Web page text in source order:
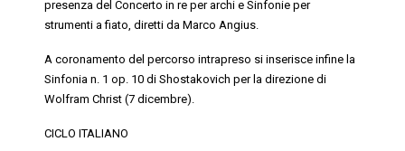
presenza delConcerto inre per archi eSinfonie per
strumenti a fiato , diretti da Marco Angius.
A coronamento del percorso intrapreso si inserisce infine la
Sinfonia n. 1 op. 10 di Shostakovich per la direzione di
Wolfram Christ (7 dicembre).
CICLO ITALIANO